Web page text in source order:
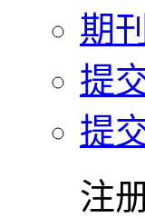
期
提
提
注